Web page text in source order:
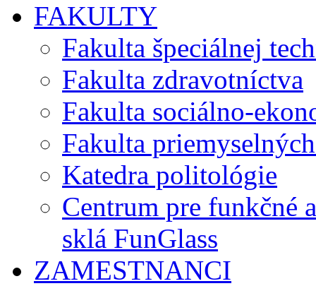
FAKULTY
Fakulta špeciálnej
Fakulta zdravotníctva
Fakulta sociálno-
Fakulta
Katedra politológie
Centrum pre funkčné
sklá FunGlass
ZAMESTNANCI